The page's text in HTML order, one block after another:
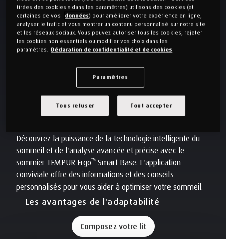
Un sommeil personnalisé au creux de la
Découvrez la puissance de la technologie intelligente du
sommeil et de l'analyse avancée et précise avec le
sommier TEMPUR Ergo™ Smart Base. L'application
conviviale offre des informations et des conseils
personnalisés pour vous aider à optimiser votre sommeil.
Les avantages de l'adaptabilité
Composez votre lit
tirées des cookies » dans les paramètres) utilisons des cookies (et
certaines de vos
données) pour améliorer votre expérience en ligne,
analyser le trafic et vous montrer un contenu personnalisé sur notre site
et les réseaux sociaux. Vous pouvez autoriser tous les cookies, rejeter
les cookies non essentiels ou modifier vos choix dans les
paramètres. Déclaration de confidentialité et de cookies
Paramètres
Tous refuser Tout accepter